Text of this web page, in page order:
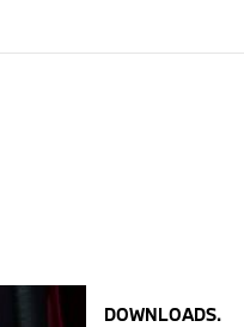
DOWNLOADS.